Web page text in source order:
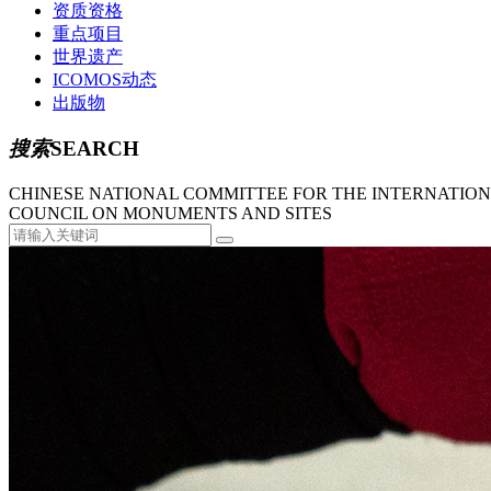
资质资格
重点项目
世界遗产
ICOMOS动态
出版物
搜索SEARCH
CHINESE NATIONAL COMMITTEE FOR THE
COUNCIL ON MONUMENTS AND SITES